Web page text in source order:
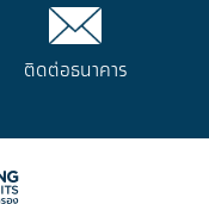
ติดต่อธนาคาร